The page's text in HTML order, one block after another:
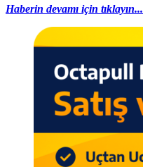
Haberin devamı için tıklayın...